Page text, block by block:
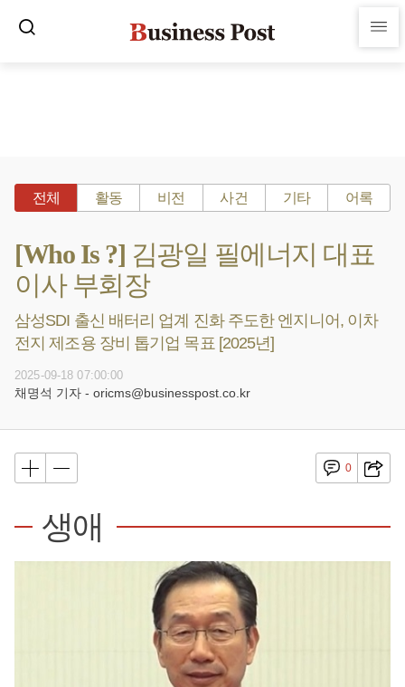
전체 활동 비전 사건 기타 어록
[Who Is ?] 김광일 필에너지 대표
이사 부회장
삼성SDI 출신 배터리 업계 진화 주도한 엔지니어, 이차
전지 제조용 장비 톱기업 목표 [2025년]
2025-09-18 07:00:00
채명석 기자 - oricms@businesspost.co.kr
0
생애